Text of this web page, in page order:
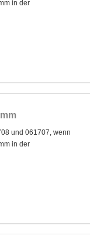
in der
und 061707, wenn
in der